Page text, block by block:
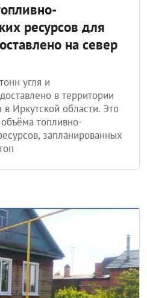
ресурсов для
на север
угля и
в территории
в Иркутской области. Это
топливно-
запланированных